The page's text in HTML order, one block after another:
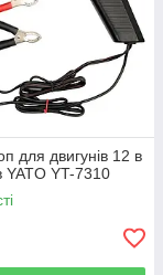
для двигунів 12 в
YATO YT-7310